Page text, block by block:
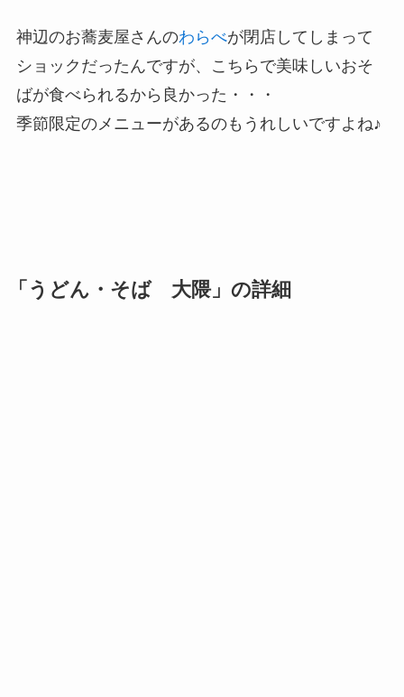
神辺のお蕎麦屋さんのわらべが閉店してしまって
ショックだったんですが、こちらで美味しいおそ
ばが食べられるから良かった・・・
季節限定のメニューがあるのもうれしいですよね♪
「うどん・そば 大隈」の詳細